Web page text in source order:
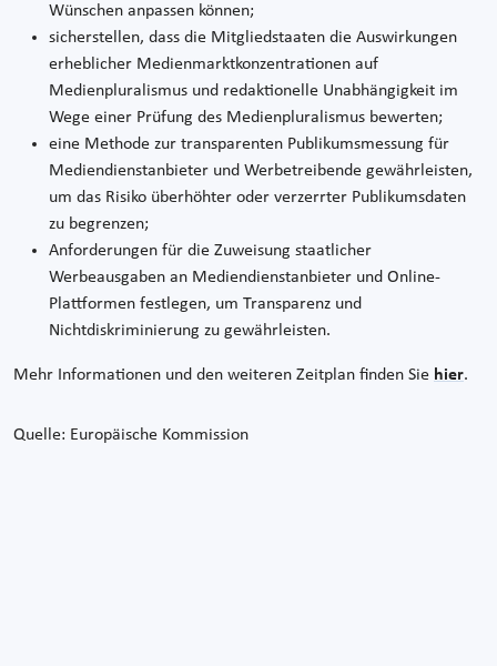
Wünschen anpassen können;
sicherstellen, dass die Mitgliedstaaten die Auswirkungen
erheblicher Medienmarktkonzentrationen auf
Medienpluralismus und redaktionelle Unabhängigkeit im
Wege einer Prüfung des Medienpluralismus bewerten;
eine Methode zur transparenten Publikumsmessung für
Mediendienstanbieter und Werbetreibende gewährleisten,
um das Risiko überhöhter oder verzerrter Publikumsdaten
zu begrenzen;
Anforderungen für die Zuweisung staatlicher
Werbeausgaben an Mediendienstanbieter und Online-
Plattformen festlegen, um Transparenz und
Nichtdiskriminierung zu gewährleisten.
Mehr Informationen und den weiteren Zeitplan finden Sie hier.
Quelle: Europäische Kommission